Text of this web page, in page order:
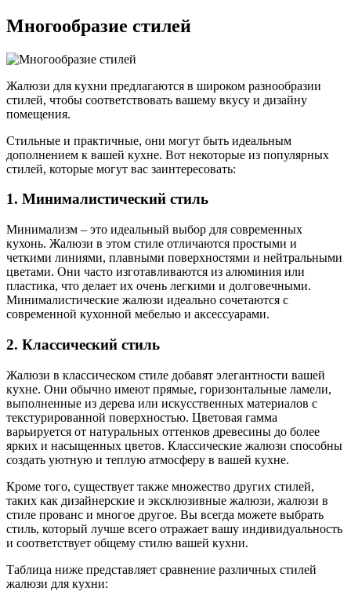
Многообразие стилей
Жалюзи для кухни предлагаются в широком разнообразии
стилей, чтобы соответствовать вашему вкусу и дизайну
помещения.
Стильные и практичные, они могут быть идеальным
дополнением к вашей кухне. Вот некоторые из популярных
стилей, которые могут вас заинтересовать:
1. Минималистический стиль
Минимализм – это идеальный выбор для современных
кухонь. Жалюзи в этом стиле отличаются простыми и
четкими линиями, плавными поверхностями и нейтральными
цветами. Они часто изготавливаются из алюминия или
пластика, что делает их очень легкими и долговечными.
Минималистические жалюзи идеально сочетаются с
современной кухонной мебелью и аксессуарами.
2. Классический стиль
Жалюзи в классическом стиле добавят элегантности вашей
кухне. Они обычно имеют прямые, горизонтальные ламели,
выполненные из дерева или искусственных материалов с
текстурированной поверхностью. Цветовая гамма
варьируется от натуральных оттенков древесины до более
ярких и насыщенных цветов. Классические жалюзи способны
создать уютную и теплую атмосферу в вашей кухне.
Кроме того, существует также множество других стилей,
таких как дизайнерские и эксклюзивные жалюзи, жалюзи в
стиле прованс и многое другое. Вы всегда можете выбрать
стиль, который лучше всего отражает вашу индивидуальность
и соответствует общему стилю вашей кухни.
Таблица ниже представляет сравнение различных стилей
жалюзи для кухни: